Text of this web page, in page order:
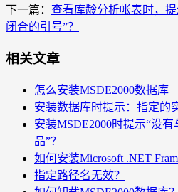
下一篇： 查看库龄分析帐表时，
闭合的引号”？
相关文章
怎么安装MSDE2000数据库
安装数据库时提示：指定的
安装MSDE2000时提示“没
品”？
如何安装Microsoft .NET
指定路径名无效？